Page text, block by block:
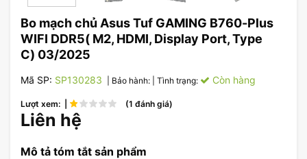
Bo mạch chủ Asus Tuf GAMING B760-Plus
WIFI DDR5( M2, HDMI, Display Port, Type
C) 03/2025
Mã SP: SP130283 | Bảo hành: | Tình trạng: Còn hàng
Lượt xem: | (1 đánh giá)
Liên hệ
Mô tả tóm tắt sản phẩm